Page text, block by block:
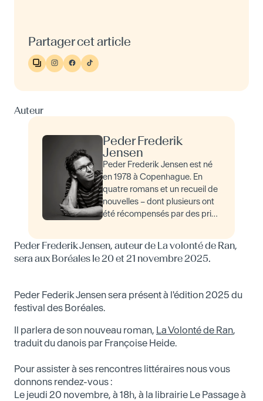
Partager cet article
Auteur
Peder Frederik
Jensen
Peder Frederik Jensen est né
en 1978 à Copenhague. En
quatre romans et un recueil de
nouvelles – dont plusieurs ont
été récompensés par des prix
acquérir une reconnaissance
critique et publ…
Peder Frederik Jensen, auteur de La volonté de Ran,
sera aux Boréales le 20 et 21 novembre 2025.
Peder Federik Jensen sera présent à l'édition 2025 du
festival des Boréales.
Il parlera de son nouveau roman, La Volonté de Ran,
traduit du danois par Françoise Heide.
Pour assister à ses rencontres littéraires nous vous
donnons rendez-vous :
Le jeudi 20 novembre, à 18h, à la librairie Le Passage à